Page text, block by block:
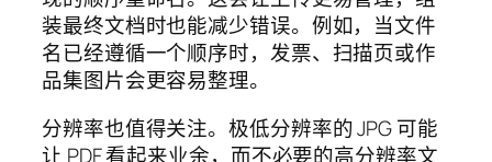
装最终文档时也能减少错误。例如，当文件
名已经遵循一个顺序时，发票、扫描页或作
品集图片会更容易整理。
分辨率也值得关注。极低分辨率的 JPG 可能
让 PDF 看起来业余，而不必要的高分辨率文